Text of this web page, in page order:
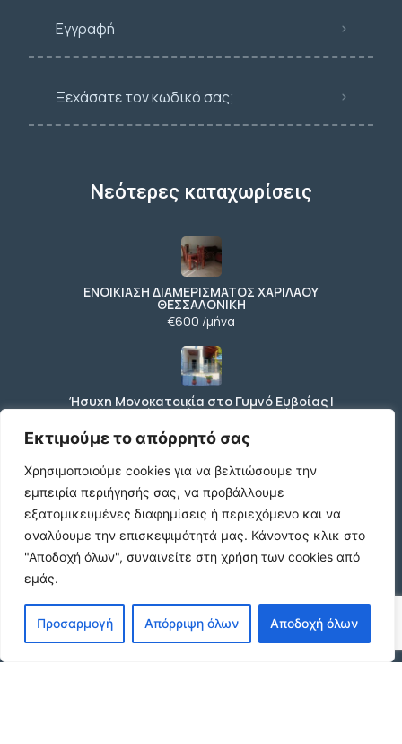
Εκτιμούμε το απόρρητό σας
Χρησιμοποιούμε cookies για να βελτιώσουμε την
εμπειρία περιήγησής σας, να προβάλλουμε
εξατομικευμένες διαφημίσεις ή περιεχόμενο και να
αναλύουμε την επισκεψιμότητά μας. Κάνοντας κλικ στο
"Αποδοχή όλων", συναινείτε στη χρήση των cookies από
εμάς.
Προσαρμογή Απόρριψη όλων Αποδοχή όλων
Εγγραφή
Ξεχάσατε τον κωδικό σας;
Νεότερες καταχωρίσεις
ΕΝΟΙΚΙΑΣΗ ΔΙΑΜΕΡΙΣΜΑΤΟΣ ΧΑΡΙΛΑΟΥ
ΘΕΣΣΑΛΟΝΙΚΗ
€600 /μήνα
Ήσυχη Μονοκατοικία στο Γυμνό Ευβοίας |
Κοντά σε Θάλασσα & Βουνό
€52 /μήνα
ΕΝΟΙΚΙΑΣΗ ΔΙΑΜΕΡΙΣΜΑΤΟΣ ΧΑΡΙΛΑΟΥ
ΘΕΣΣΑΛΟΝΙΚΗ
€600 /μήνα
Κωδικος ακινητου Μ480 καταστημα στον
Ευοσμο